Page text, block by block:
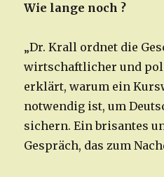
Wie lange noch ?
„Dr. Krall ordnet die
wirtschaftlicher und
erklärt, warum ein
notwendig ist, um
sichern. Ein brisantes
Gespräch, das zum